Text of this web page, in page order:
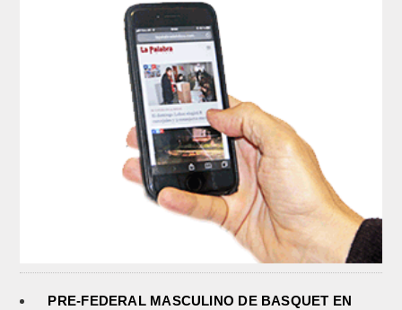
PRE-FEDERAL MASCULINO DE BASQUET EN